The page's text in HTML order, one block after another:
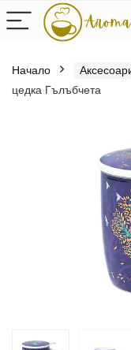
Начало
цедка Гълъбчета